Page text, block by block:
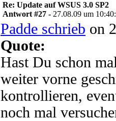
Re: Update auf WSUS 3.0 SP2
Antwort #27 - 27.08.09 um
Padde schrieb on
Quote:
Hast Du schon
weiter vorne
kontrollieren,
noch mal